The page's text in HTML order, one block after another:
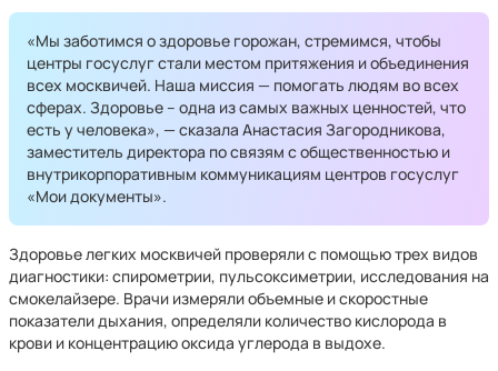
«Мы заботимся о здоровье горожан, стремимся, чтобы
центры госуслуг стали местом притяжения и объединения
всех москвичей. Наша миссия — помогать людям во всех
сферах. Здоровье – одна из самых важных ценностей, что
есть у человека», — сказала Анастасия Загородникова,
заместитель директора по связям с общественностью и
внутрикорпоративным коммуникациям центров госуслуг
«Мои документы».
Здоровье легких москвичей проверяли с помощью трех видов
диагностики: спирометрии, пульсоксиметрии, исследования на
смокелайзере. Врачи измеряли объемные и скоростные
показатели дыхания, определяли количество кислорода в
крови и концентрацию оксида углерода в выдохе.